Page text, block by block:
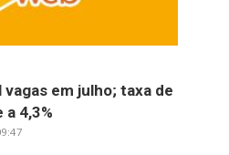
vagas em julho; taxa de
4,3%